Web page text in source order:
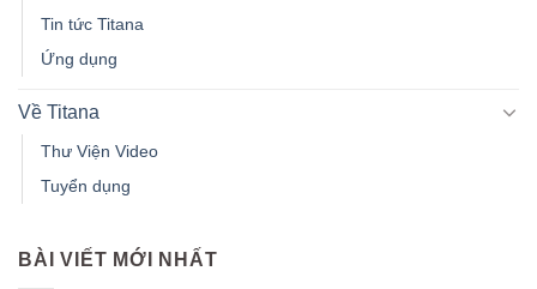
Tin tức Titana
Ứng dụng
Về Titana
Thư Viện Video
Tuyển dụng
BÀI VIẾT MỚI NHẤT